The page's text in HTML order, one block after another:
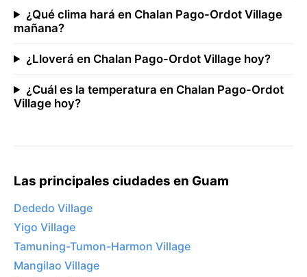
¿Qué clima hará en Chalan Pago-Ordot Village
mañana?
¿Lloverá en Chalan Pago-Ordot Village hoy?
¿Cuál es la temperatura en Chalan Pago-Ordot
Village hoy?
Las principales ciudades en Guam
Dededo Village
Yigo Village
Tamuning-Tumon-Harmon Village
Mangilao Village